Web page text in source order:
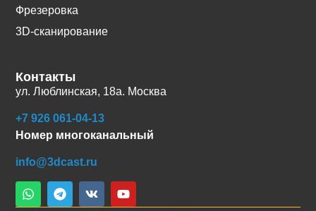
Фрезеровка
3D-сканирование
Контакты
ул. Люблинская, 18а. Москва
+7 926 061-04-13
Номер многоканальный
info@3dcast.ru